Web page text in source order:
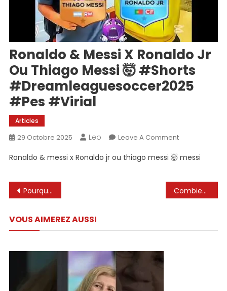
Ronaldo & Messi X Ronaldo Jr
Ou Thiago Messi 🤯 #shorts
#dreamleaguesoccer2025
#pes #virial
Articles
29 Octobre 2025 Leo Leave A CommentOn
&
X
Ronaldo
Thiago
Ronaldo & messi x Ronaldo jr ou thiago messi 🤯 messi
Navigation
l’article
Pourquoi Messi peint-il ses chaussures de football en noir ? ⚽ Combien d’yeux a Lionel Messi ?🤔
VOUS AIMEREZ AUSSI